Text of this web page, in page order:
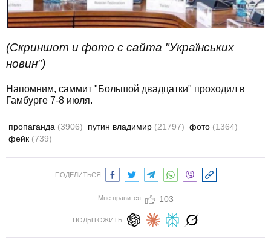
(Скриншот и фото с сайта "Українських
новин")
Напомним, саммит "Большой двадцатки" проходил в
Гамбурге 7-8 июля.
пропаганда (3906) путин владимир (21797) фото (1364)
фейк (739)
ПОДЕЛИТЬСЯ:
Мне нравится 103
ПОДЫТОЖИТЬ: